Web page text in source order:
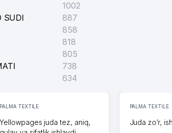
1002
SUDI
887
858
818
805
738
634
PALMA TEXTILE
Yellowpages juda tez, aniq,
PALMA TEXTILE
Juda zo’r,